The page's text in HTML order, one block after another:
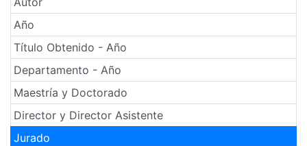
Año
Título Obtenido - Año
Departamento - Año
Maestría y Doctorado
Director y Director Asistente
Jurado